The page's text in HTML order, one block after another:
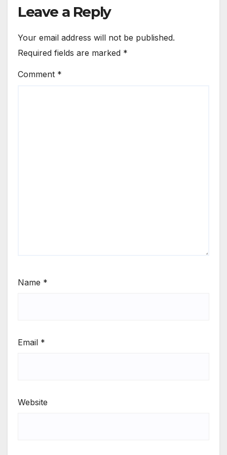
Leave a Reply
Your email address will not be published.
Required fields are marked *
Comment *
Name *
Email *
Website